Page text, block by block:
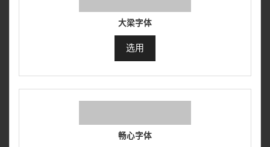
大梁字体
选用
畅心字体